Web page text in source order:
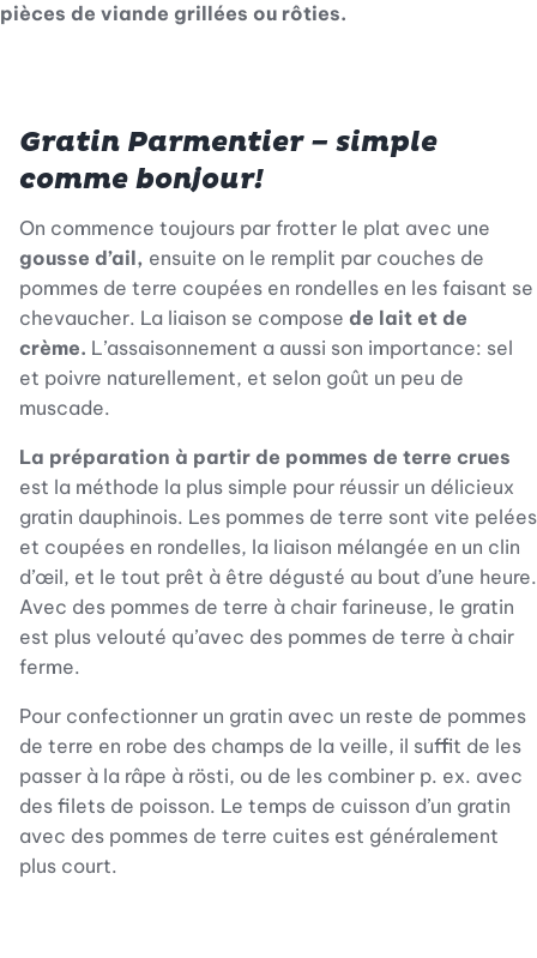
pièces de viande grillées ou rôties.
Gratin Parmentier – simple
comme bonjour!
On commence toujours par frotter le plat avec une
gousse d’ail, ensuite on le remplit par couches de
pommes de terre coupées en rondelles en les faisant se
chevaucher. La liaison se compose de lait et de
crème. L’assaisonnement a aussi son importance: sel
et poivre naturellement, et selon goût un peu de
muscade.
La préparation à partir de pommes de terre crues
est la méthode la plus simple pour réussir un délicieux
gratin dauphinois. Les pommes de terre sont vite pelées
et coupées en rondelles, la liaison mélangée en un clin
d’œil, et le tout prêt à être dégusté au bout d’une heure.
Avec des pommes de terre à chair farineuse, le gratin
est plus velouté qu’avec des pommes de terre à chair
ferme.
Pour confectionner un gratin avec un reste de pommes
de terre en robe des champs de la veille, il suffit de les
passer à la râpe à rösti, ou de les combiner p. ex. avec
des filets de poisson. Le temps de cuisson d’un gratin
avec des pommes de terre cuites est généralement
plus court.